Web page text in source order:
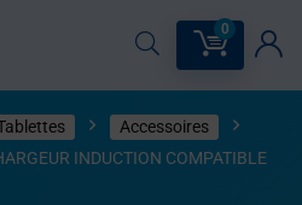
0
Accessoires
INDUCTION COMPATIBLE